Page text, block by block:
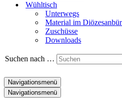
Wühltisch
Unterwegs
Material im
Zuschüsse
Downloads
Suchen nach …
Navigationsmenü
Navigationsmenü